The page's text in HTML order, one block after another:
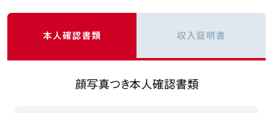
本人確認書類 収入証明書
顔写真つき本人確認書類